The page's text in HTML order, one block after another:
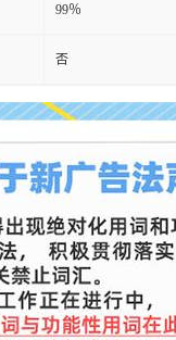
99％
否